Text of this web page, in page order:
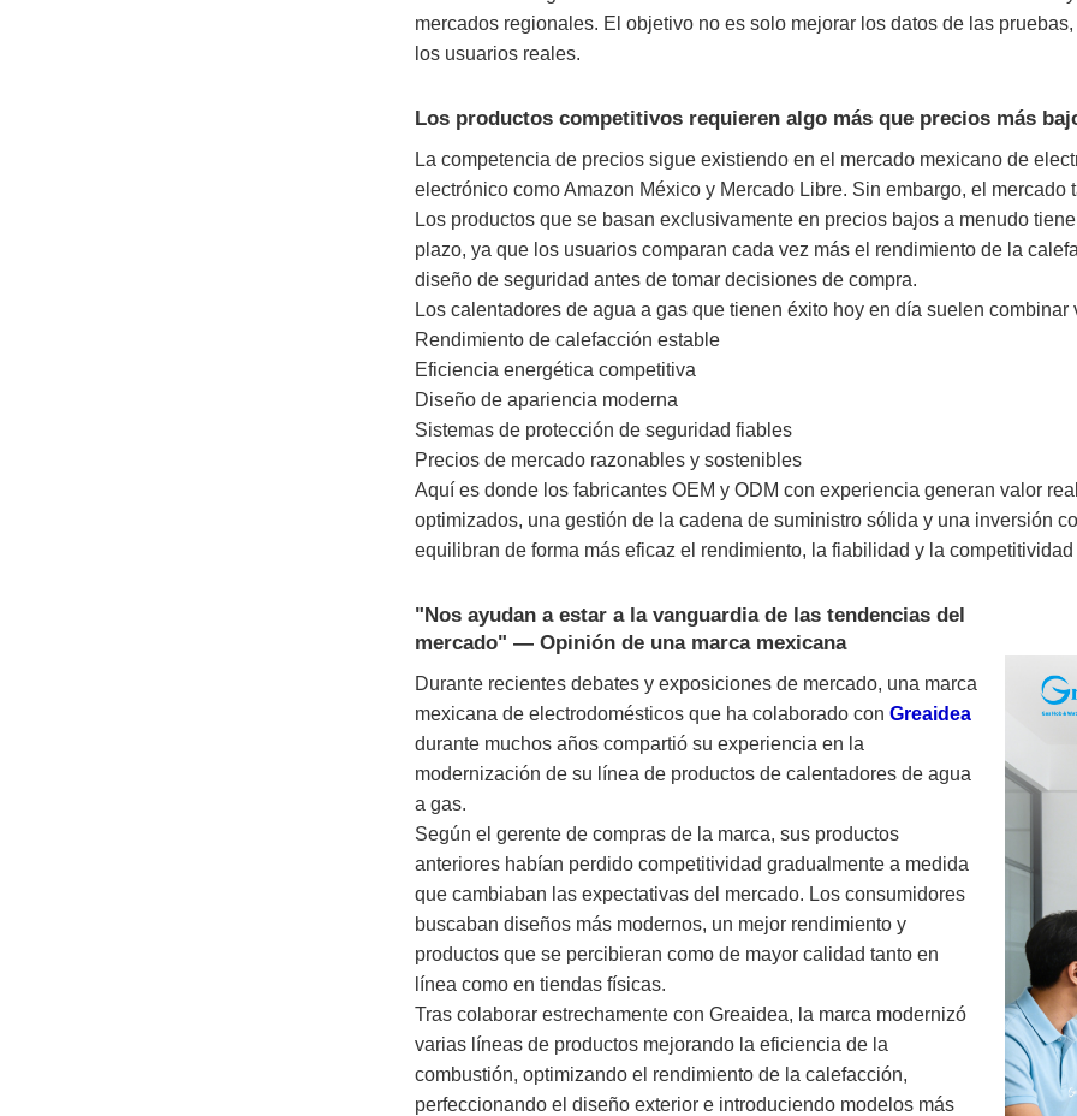
mercados regionales. El objetivo no es solo mejorar los datos de las
los usuarios reales.
Los productos competitivos requieren algo más que precios más
La competencia de precios sigue existiendo en el mercado mexicano de
electrónico como Amazon México y Mercado Libre. Sin embargo, el
Los productos que se basan exclusivamente en precios bajos a menudo
plazo, ya que los usuarios comparan cada vez más el rendimiento de la
diseño de seguridad antes de tomar decisiones de compra.
Los calentadores de agua a gas que tienen éxito hoy en día suelen
Rendimiento de calefacción estable
Eficiencia energética competitiva
Diseño de apariencia moderna
Sistemas de protección de seguridad fiables
Precios de mercado razonables y sostenibles
Aquí es donde los fabricantes OEM y ODM con experiencia generan valor
optimizados, una gestión de la cadena de suministro sólida y una inversión
equilibran de forma más eficaz el rendimiento, la fiabilidad y la
"Nos ayudan a estar a la vanguardia de las tendencias del
mercado" — Opinión de una marca mexicana
Durante recientes debates y exposiciones de mercado, una marca
mexicana de electrodomésticos que ha colaborado conGreaidea
durante muchos años compartió su experiencia en la
modernización de su línea de productos de calentadores de agua
a gas.
Según el gerente de compras de la marca, sus productos
anteriores habían perdido competitividad gradualmente a medida
que cambiaban las expectativas del mercado. Los consumidores
buscaban diseños más modernos, un mejor rendimiento y
productos que se percibieran como de mayor calidad tanto en
línea como en tiendas físicas.
Tras colaborar estrechamente con Greaidea, la marca modernizó
varias líneas de productos mejorando la eficiencia de la
combustión, optimizando el rendimiento de la calefacción,
perfeccionando el diseño exterior e introduciendo modelos más